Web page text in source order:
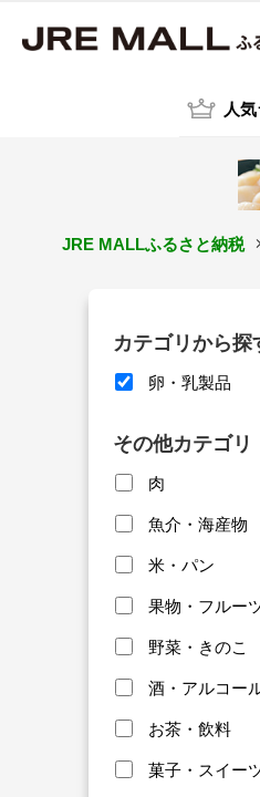
人
JRE MALLふるさと納税
カテゴリから探
卵・乳製品
その他カテゴリ
肉
魚介・海産物
米・パン
果物・フルー
野菜・きのこ
酒・アルコー
お茶・飲料
菓子・スイー